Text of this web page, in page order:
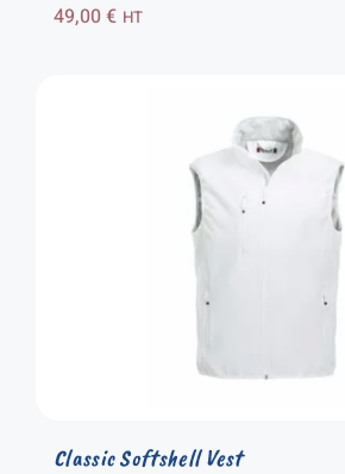
49,00€ HT
Classic Softshell Vest